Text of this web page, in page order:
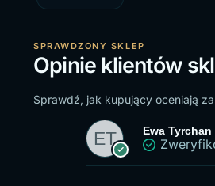
SPRAWDZONY SKLEP
Opinie klientów
Sprawdź, jak kupujący oceniają
Ewa Tyrchan